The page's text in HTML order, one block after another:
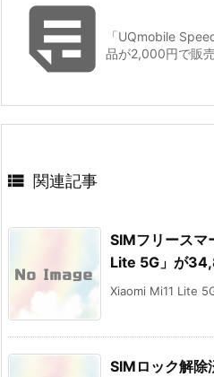
 「UQmobile
品が2,000円で販
 関連記事
SIMフリースマ
Lite 5G」が
Xiaomi Mi11 Lite
SIMロック解除